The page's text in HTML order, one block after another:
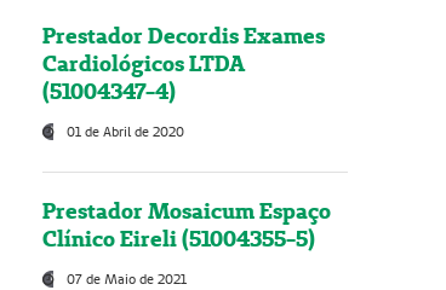
Prestador Decordis Exames
Cardiológicos LTDA
(51004347-4)
01 de Abril de 2020
Prestador Mosaicum Espaço
Clínico Eireli (51004355-5)
07 de Maio de 2021